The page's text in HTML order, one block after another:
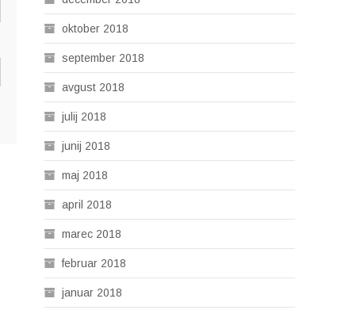
oktober 2018
september 2018
avgust 2018
julij 2018
junij 2018
maj 2018
april 2018
marec 2018
februar 2018
januar 2018